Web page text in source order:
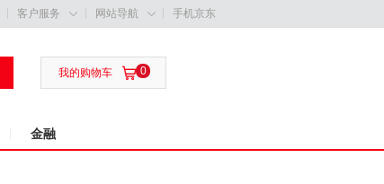
客户服务  网站导航  手机京东
 0
我的购物车
金融